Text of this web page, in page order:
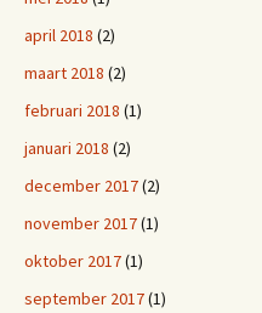
april 2018 (2)
maart 2018 (2)
februari 2018 (1)
januari 2018 (2)
december 2017(2)
november 2017(1)
oktober 2017(1)
september 2017(1)